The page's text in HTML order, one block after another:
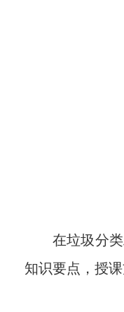
在垃圾分类
知识要点，授